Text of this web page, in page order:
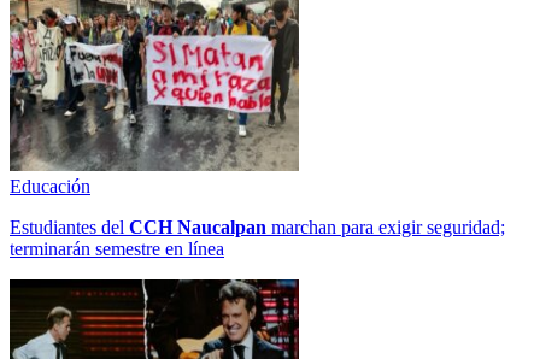
Educación
Estudiantes del CCH Naucalpan marchan para exigir seguridad;
terminarán semestre en línea